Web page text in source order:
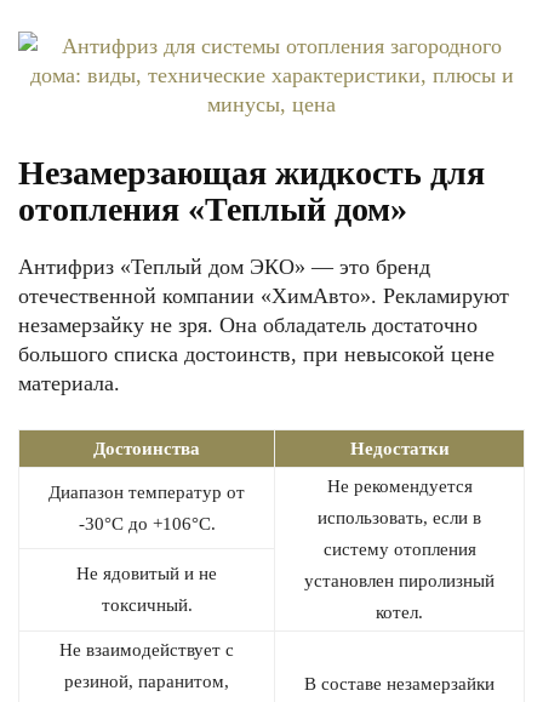
Незамерзающая жидкость для
отопления «Теплый дом»
Антифриз «Теплый дом ЭКО» — это бренд
отечественной компании «ХимАвто». Рекламируют
незамерзайку не зря. Она обладатель достаточно
большого списка достоинств, при невысокой цене
материала.
Достоинства Недостатки
Диапазон температур от
-30°С до +106°С.
Не рекомендуется
использовать, если в
систему отопления
установлен пиролизный
котел.
Не ядовитый и не
токсичный.
Не взаимодействует с
резиной, паранитом,
В составе незамерзайки